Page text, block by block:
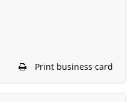
Print business card